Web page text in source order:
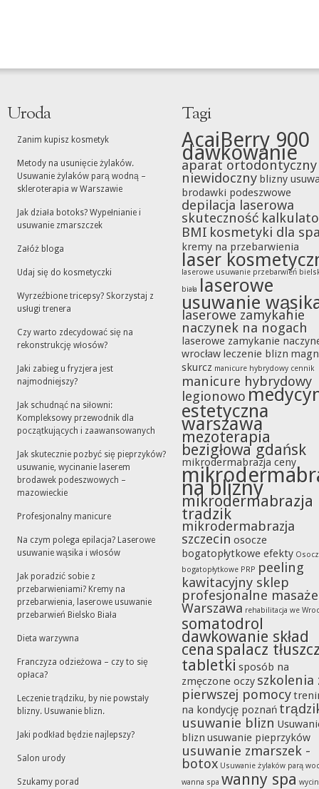
Uroda
Zanim kupisz kosmetyk
Metody na usunięcie żylaków.
Usuwanie żylaków parą wodną –
skleroterapia w Warszawie
Jak działa botoks? Wypełnianie i
usuwanie zmarszczek
Załóż bloga
Udaj się do kosmetyczki
Wyrzeźbione tricepsy? Skorzystaj z
usługi trenera
Czy warto zdecydować się na
rekonstrukcję włosów?
Jaki zabieg u fryzjera jest
najmodniejszy?
Jak schudnąć na siłowni:
Kompleksowy przewodnik dla
początkujących i zaawansowanych
Jak skutecznie pozbyć się pieprzyków?
usuwanie, wycinanie laserem
brodawek podeszwowych –
mazowieckie
Profesjonalny manicure
Na czym polega epilacja? Laserowe
usuwanie wąsika i włosów
Jak poradzić sobie z
przebarwieniami? Kremy na
przebarwienia, laserowe usuwanie
przebarwień Bielsko Biała
Dieta warzywna
Franczyza odzieżowa – czy to się
opłaca?
Leczenie trądziku, by nie powstały
blizny. Usuwanie blizn.
Jaki podkład będzie najlepszy?
Salon urody
Szukamy porad
Tagi
AcaiBerry 900
dawkowanie
aparat ortodontyczny
niewidoczny blizny
brodawki podeszwowe
depilacja laserowa
skuteczność
BMI kosmetyki dla
kremy na przebarwienia
laser
laserowe usuwanie przebarwień
biała laserowe
usuwanie
laserowe zamykanie
naczynek na nogach
laserowe zamykanie
wrocław leczenie blizn
skurcz manicure hybrydowy cennik
manicure hybrydowy
legionowo
estetyczna
warszawa
mezoterapia
bezigłowa gdańsk
mikrodermabrazja ceny
na blizny
mikrodermabrazja
tradzik
mikrodermabrazja
szczecin osocze
bogatopłytkowe efekty
bogatopłytkowe PRP peeling
kawitacyjny sklep
profesjonalne masaże
Warszawa rehabilitacja we
somatodrol
dawkowanie skład
cena spalacz
tabletki sposób na
zmęczone oczy szkolenia
pierwszej pomocy
na kondycję poznań
usuwanie blizn
blizn usuwanie pieprzyków
usuwanie zmarszek -
botox Usuwanie żylaków parą
wanna spa wanny spa